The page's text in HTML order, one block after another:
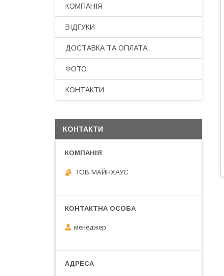
КОМПАНІЯ
ВІДГУКИ
ДОСТАВКА ТА ОПЛАТА
ФОТО
КОНТАКТИ
КОНТАКТИ
ТОВ МАЙНХАУС
менеджер